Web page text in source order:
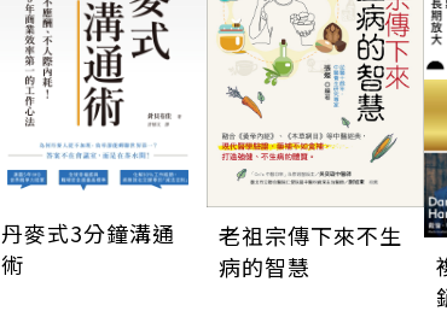
丹麥式3分鐘溝通
術
老祖宗傳下來不生
病的智慧